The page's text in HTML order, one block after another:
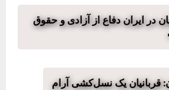
در ایران دفاع از آزادی و حقوق
قربانیان یک نسل‌کشی آرام